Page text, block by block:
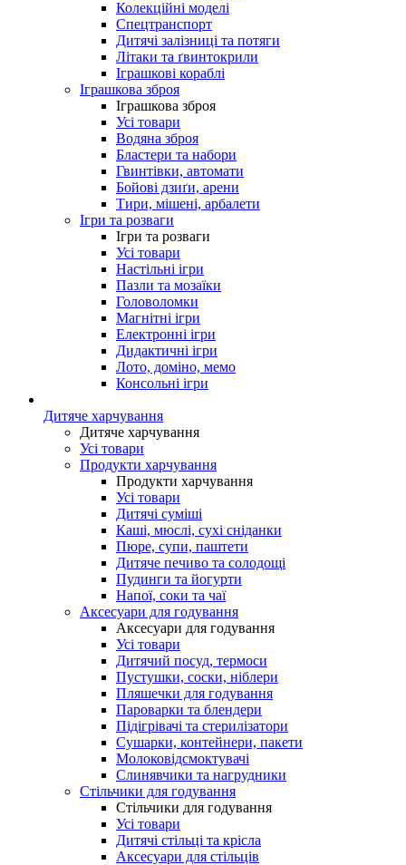
Колекційні моделі
Спецтранспорт
Дитячі залізниці та потяги
Літаки та ґвинтокрили
Іграшкові кораблі
Іграшкова зброя
Іграшкова зброя
Усі товари
Водяна зброя
Бластери та набори
Гвинтівки, автомати
Бойові дзиґи, арени
Тири, мішені, арбалети
Ігри та розваги
Ігри та розваги
Усі товари
Настільні ігри
Пазли та мозаїки
Головоломки
Магнітні ігри
Електронні ігри
Дидактичні ігри
Лото, доміно, мемо
Консольні ігри
Дитяче харчування
Дитяче харчування
Усі товари
Продукти харчування
Продукти харчування
Усі товари
Дитячі суміші
Каші, мюслі, сухі сніданки
Пюре, супи, паштети
Дитяче печиво та солодощі
Пудинги та йогурти
Напої, соки та чаї
Аксесуари для годування
Аксесуари для годування
Усі товари
Дитячий посуд, термоси
Пустушки, соски, ніблери
Пляшечки для годування
Пароварки та блендери
Підігрівачі та стерилізатори
Сушарки, контейнери, пакети
Молоковідсмоктувачі
Слинявчики та нагрудники
Стільчики для годування
Стільчики для годування
Усі товари
Дитячі стільці та крісла
Аксесуари для стільців